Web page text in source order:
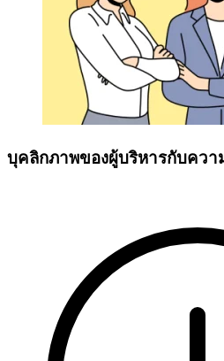
บุคลิกภาพของผู้บริหารกับควา